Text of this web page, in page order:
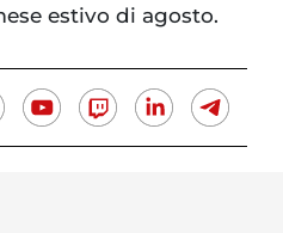
estivo di agosto.